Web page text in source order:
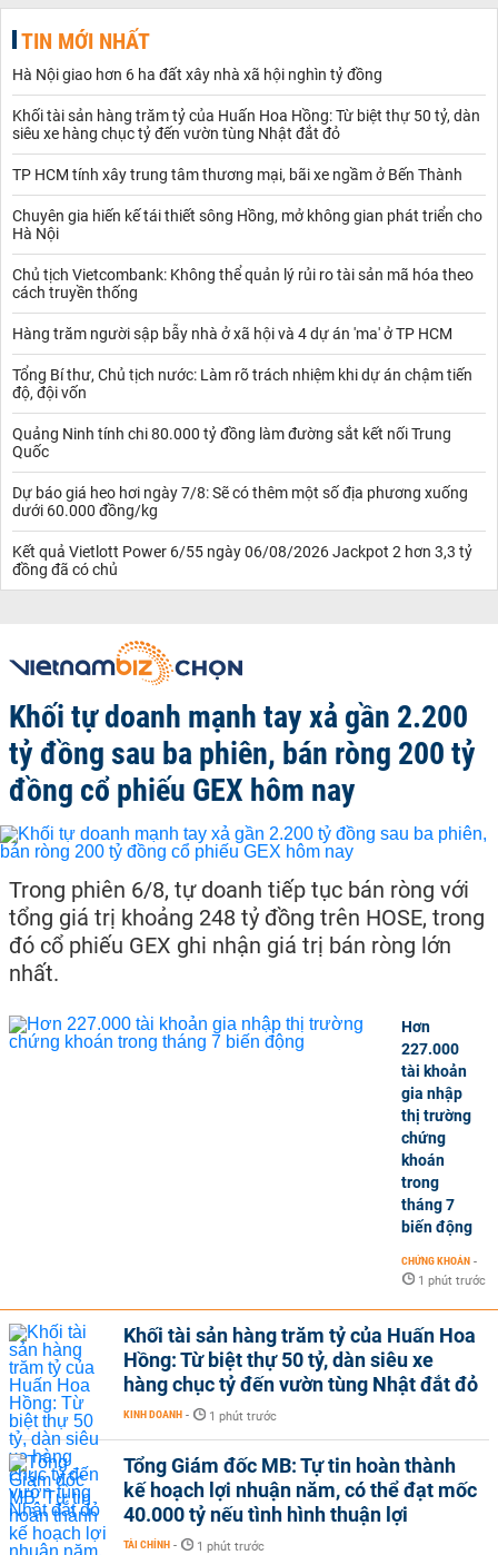
TIN MỚI NHẤT
Hà Nội giao hơn 6 ha đất xây nhà xã hội nghìn tỷ đồng
Khối tài sản hàng trăm tỷ của Huấn Hoa Hồng: Từ biệt thự 50 tỷ, dàn
siêu xe hàng chục tỷ đến vườn tùng Nhật đắt đỏ
TP HCM tính xây trung tâm thương mại, bãi xe ngầm ở Bến Thành
Chuyên gia hiến kế tái thiết sông Hồng, mở không gian phát triển cho
Hà Nội
Chủ tịch Vietcombank: Không thể quản lý rủi ro tài sản mã hóa theo
cách truyền thống
Hàng trăm người sập bẫy nhà ở xã hội và 4 dự án 'ma' ở TP HCM
Tổng Bí thư, Chủ tịch nước: Làm rõ trách nhiệm khi dự án chậm tiến
độ, đội vốn
Quảng Ninh tính chi 80.000 tỷ đồng làm đường sắt kết nối Trung
Quốc
Dự báo giá heo hơi ngày 7/8: Sẽ có thêm một số địa phương xuống
dưới 60.000 đồng/kg
Kết quả Vietlott Power 6/55 ngày 06/08/2026 Jackpot 2 hơn 3,3 tỷ
đồng đã có chủ
Khối tự doanh mạnh tay xả gần 2.200
tỷ đồng sau ba phiên, bán ròng 200 tỷ
đồng cổ phiếu GEX hôm nay
Trong phiên 6/8, tự doanh tiếp tục bán ròng với
tổng giá trị khoảng 248 tỷ đồng trên HOSE, trong
đó cổ phiếu GEX ghi nhận giá trị bán ròng lớn
nhất.
Hơn
227.000
tài khoản
gia nhập
thị trường
chứng
khoán
trong
tháng 7
biến động
CHỨNG KHOÁN -
1 phút trước
Khối tài sản hàng trăm tỷ của Huấn Hoa
Hồng: Từ biệt thự 50 tỷ, dàn siêu xe
hàng chục tỷ đến vườn tùng Nhật đắt đỏ
KINH DOANH - 1 phút trước
Tổng Giám đốc MB: Tự tin hoàn thành
kế hoạch lợi nhuận năm, có thể đạt mốc
40.000 tỷ nếu tình hình thuận lợi
TÀI CHÍNH - 1 phút trước